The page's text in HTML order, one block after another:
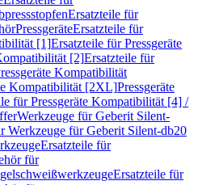
Ersatzteile für
PressgeräteErsatzteile für
[1]Ersatzteile für Pressgeräte
[2]Ersatzteile für
Kompatibilität
Kompatibilität [2XL]Pressgeräte
für Pressgeräte Kompatibilität [4] /
Werkzeuge für Geberit Silent-
Werkzeuge für Geberit Silent-db20
Ersatzteile für
für
Ersatzteile für